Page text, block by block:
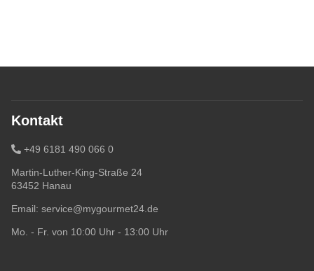
Kontakt
+49 6181 490 066 0
Martin-Luther-King-Straße 24
63452 Hanau
Email: service@mygourmet24.de
Mo. - Fr. von 10:00 Uhr - 13:00 Uhr